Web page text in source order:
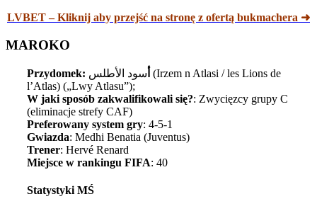
LVBET – Kliknij aby przejść na stronę z ofertą bukmachera ➜
MAROKO
سود الأطلس‎ (Irzem n Atlasi / les Lions de
l’Atlas) („Lwy Atlasu”);
W jaki sposób zakwalifikowali się?: Zwycięzcy grupy C
(eliminacje strefy CAF)
Preferowany system gry: 4-5-1
Gwiazda: Medhi Benatia (Juventus)
Trener: Hervé Renard
Miejsce w rankingu FIFA: 40
Statystyki MŚ